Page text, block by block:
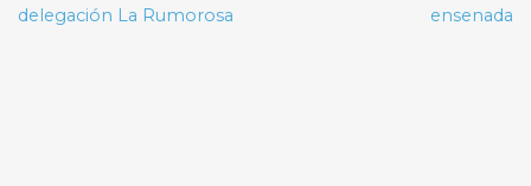
delegación La Rumorosa
ensenada